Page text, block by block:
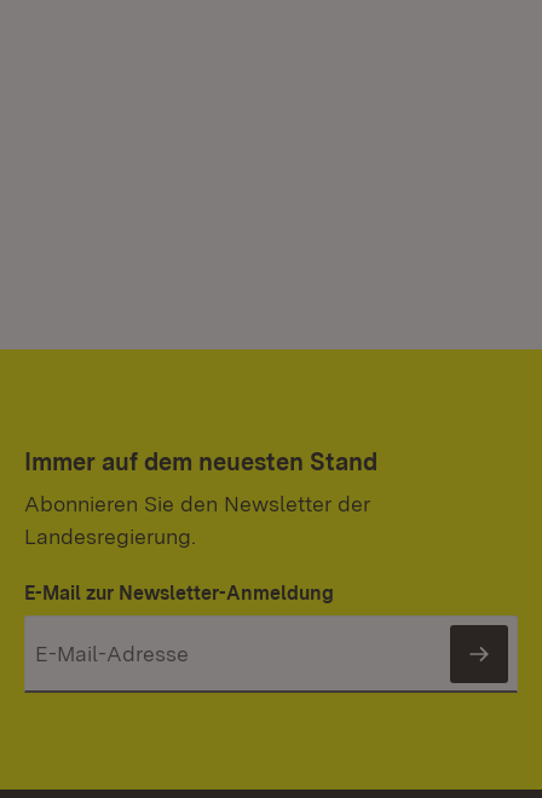
Immer auf dem neuesten Stand
Abonnieren Sie den Newsletter der
Landesregierung.
E-Mail zur Newsletter-Anmeldung